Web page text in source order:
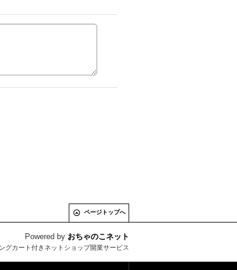
ページトップへ
Powered by おちゃのこネット
グカート付きネットショップ開業サービス